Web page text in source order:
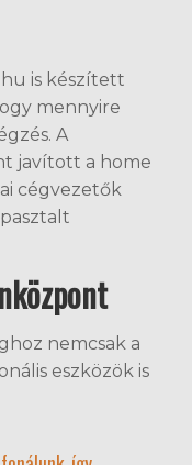
is készített
mennyire
A
javított a home
cégvezetők
nemcsak a
eszközök is